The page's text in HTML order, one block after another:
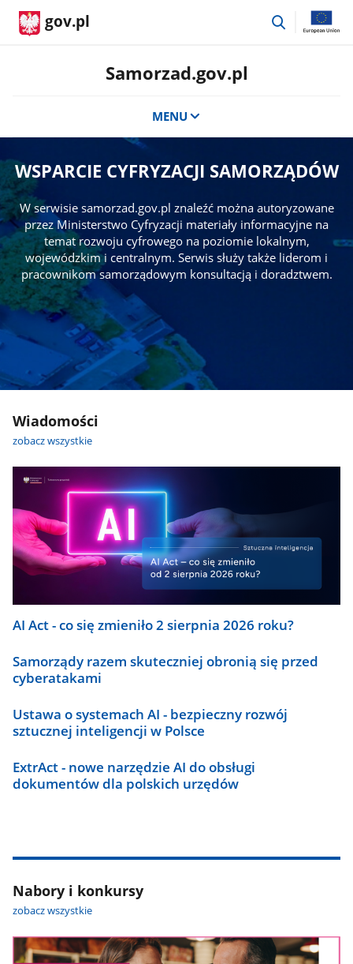
gov.pl
przejdź
Samorzad.gov.pl
MENU
WSPARCIE CYFRYZACJI SAMORZĄDÓW
W serwisie samorzad.gov.pl znaleźć można autoryzowane
przez Ministerstwo Cyfryzacji materiały informacyjne na
temat rozwoju cyfrowego na poziomie lokalnym,
wojewódzkim i centralnym. Serwis służy także liderom i
pracownikom samorządowym konsultacją i doradztwem.
Wiadomości
zobacz wszystkie
AI Act - co się zmieniło 2 sierpnia 2026 roku?
Samorządy razem skuteczniej obronią się przed
cyberatakami
Ustawa o systemach AI - bezpieczny rozwój
sztucznej inteligencji w Polsce
ExtrAct - nowe narzędzie AI do obsługi
dokumentów dla polskich urzędów
Nabory i konkursy
zobacz wszystkie